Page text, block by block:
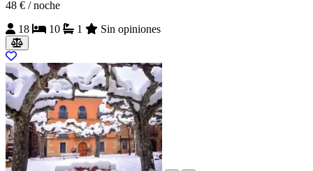
48 € / noche
18
10 1 Sin opiniones